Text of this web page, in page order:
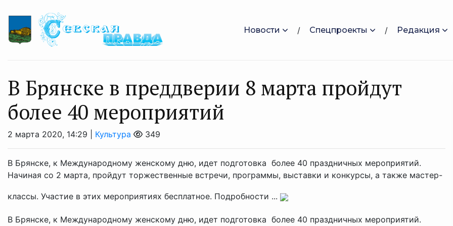
Новости Спецпроекты Редакция
В Брянске в преддверии 8 марта пройдут
более 40 мероприятий
2 марта 2020, 14:29 | Культура 349
В Брянске, к Международному женскому дню, идет подготовка более 40 праздничных мероприятий.
Начиная со 2 марта, пройдут торжественные встречи, программы, выставки и конкурсы, а также мастер-
классы. Участие в этих мероприятиях бесплатное. Подробности ...
В Брянске, к Международному женскому дню, идет подготовка более 40 праздничных мероприятий.